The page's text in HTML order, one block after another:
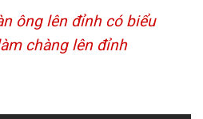
ông lên đỉnh có biểu
chàng lên đỉnh